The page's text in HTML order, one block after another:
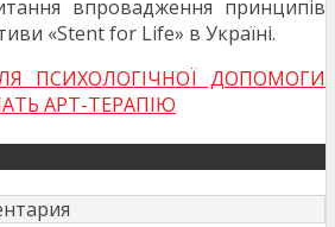
впровадження принципів
«Stent for Life» в Україні.
ПСИХОЛОГІЧНОЇ ДОПОМОГИ
АРТ-ТЕРАПІЮ